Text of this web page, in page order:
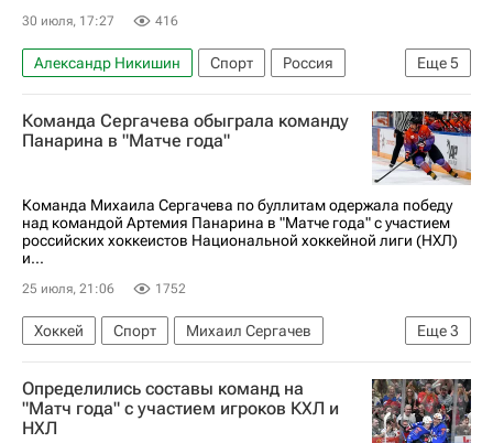
30 июля, 17:27 416
Еще5
Александр Никишин Спорт
Россия
Европа
Варвара Субботина
Каролина Харрикейнз
Синхронное плавание
Команда Сергачева обыграла команду
Панарина в "Матче года"
Команда Михаила Сергачева по буллитам одержала победу
над командой Артемия Панарина в "Матче года" с участием
российских хоккеистов Национальной хоккейной лиги (НХЛ)
и...
25 июля, 21:06 1752
Еще3
Хоккей Спорт
Михаил Сергачев
Артемий Панарин
Национальная хоккейная лига (НХЛ)
КХЛ 2025-2026
Определились составы команд на
"Матч года" с участием игроков КХЛ и
НХЛ